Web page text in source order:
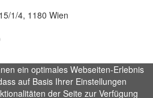
1/4, 1180 Wien
ein optimales Webseiten-Erlebnis
auf Basis Ihrer Einstellungen
der Seite zur Verfügung